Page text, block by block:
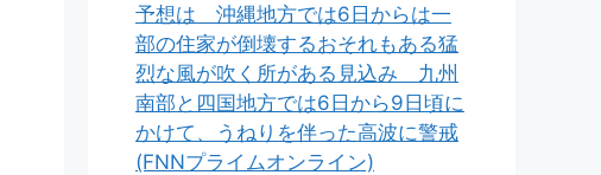
予想は 沖縄地方では6日からは一
部の住家が倒壊するおそれもある猛
烈な風が吹く所がある見込み 九州
南部と四国地方では6日から9日頃に
かけて、うねりを伴った高波に警戒
(FNNプライムオンライン)